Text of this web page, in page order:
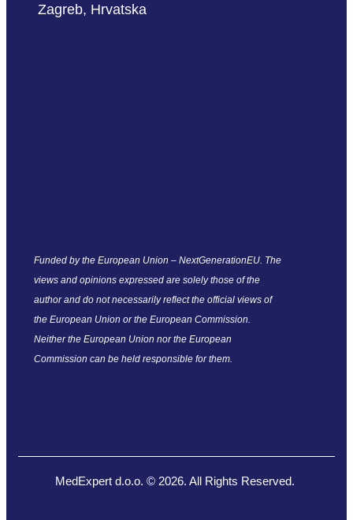
Zagreb, Hrvatska
Funded by the European Union – NextGenerationEU. The
views and opinions expressed are solely those of the
author and do not necessarily reflect the official views of
the European Union or the European Commission.
Neither the European Union nor the European
Commission can be held responsible for them.
MedExpert d.o.o. © 2026. All Rights Reserved.